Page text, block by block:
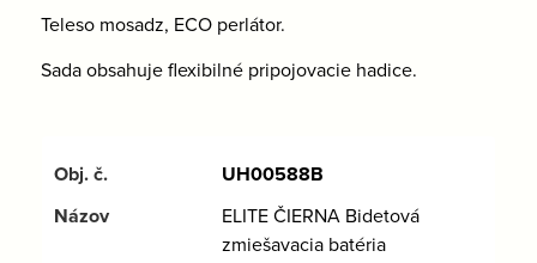
Teleso mosadz, ECO perlátor.
Sada obsahuje flexibilné pripojovacie hadice.
UH00588B
ELITE ČIERNA Bidetová
zmiešavacia batéria